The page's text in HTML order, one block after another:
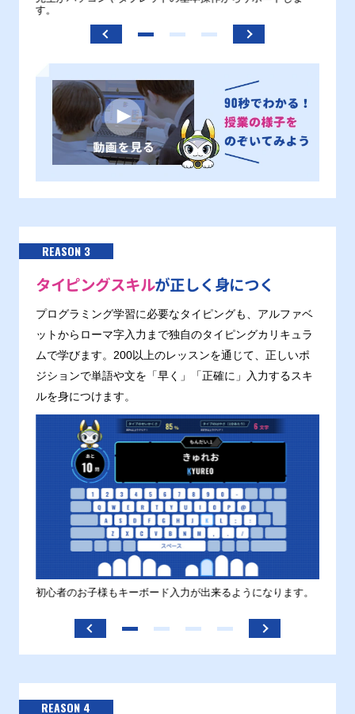
す。
REASON 3
タイピングスキルが正しく身につく
プログラミング学習に必要なタイピングも、アルファベ
ットからローマ字入力まで独自のタイピングカリキュラ
ムで学びます。200以上のレッスンを通じて、正しいポ
ジションで単語や文を「早く」「正確に」入力するスキ
ルを身につけます。
初心者のお子様もキーボード入力が出来るようになります。
REASON 4